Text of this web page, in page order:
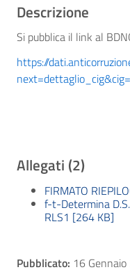
Descrizione
Si pubblica il link al
https://
Allegati (2)
FIRMATO
f-t-Determina
RLS1 [264 KB]
Pubblicato: 16